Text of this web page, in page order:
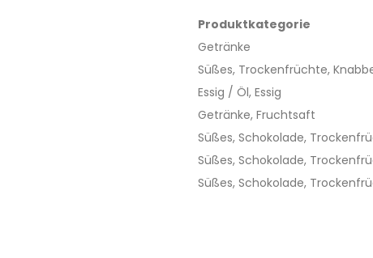
Produktkategorie
Getränke
Süßes, Trockenfrüchte,
Essig / Öl, Essig
Getränke, Fruchtsaft
Süßes, Schokolade,
Süßes, Schokolade,
Süßes, Schokolade,